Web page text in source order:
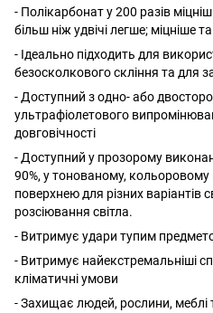
- Полікарбонат у 200 разів
більш ніж удвічі легше; міцніше
- Ідеально підходить для
безосколкового скління та для
- Доступний з одно- або
ультрафіолетового
довговічності
- Доступний у прозорому
90%, у тонованому,
поверхнею для різних варіантів
розсіювання світла.
- Витримує удари тупим
- Витримує найекстремальніші
кліматичні умови
- Захищає людей, рослини, меблі